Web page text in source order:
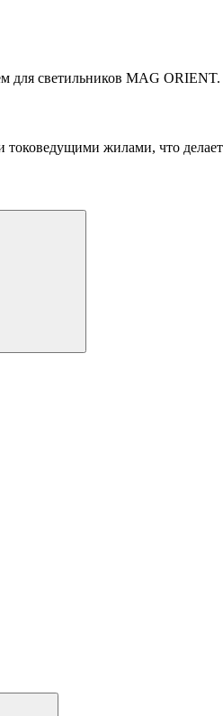
для светильников MAG ORIENT.
жилами, что